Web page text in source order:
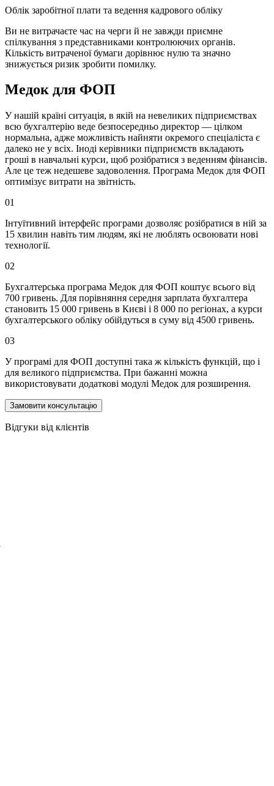
Облік заробітної плати та ведення кадрового обліку
Ви не витрачаєте час на черги й не завжди приємне
спілкування з представниками контролюючих органів.
Кількість витраченої бумаги дорівнює нулю та значно
знижується ризик зробити помилку.
Медок для ФОП
У нашій країні ситуація, в якій на невеликих підприємствах
всю бухгалтерію веде безпосередньо директор — цілком
нормальна, адже можливість найняти окремого спеціаліста є
далеко не у всіх. Іноді керівники підприємств вкладають
гроші в навчальні курси, щоб розібратися з веденням фінансів.
Але це теж недешеве задоволення. Програма Медок для ФОП
оптимізує витрати на звітність.
01
Інтуїтивний інтерфейс програми дозволяє розібратися в ній за
15 хвилин навіть тим людям, які не люблять освоювати нові
технології.
02
Бухгалтерська програма Медок для ФОП коштує всього від
700 гривень. Для порівняння середня зарплата бухгалтера
становить 15 000 гривень в Києві і 8 000 по регіонах, а курси
бухгалтерського обліку обійдуться в суму від 4500 гривень.
03
У програмі для ФОП доступні така ж кількість функцій, що і
для великого підприємства. При бажанні можна
використовувати додаткові модулі Медок для розширення.
Замовити консультацію
Відгуки від клієнтів